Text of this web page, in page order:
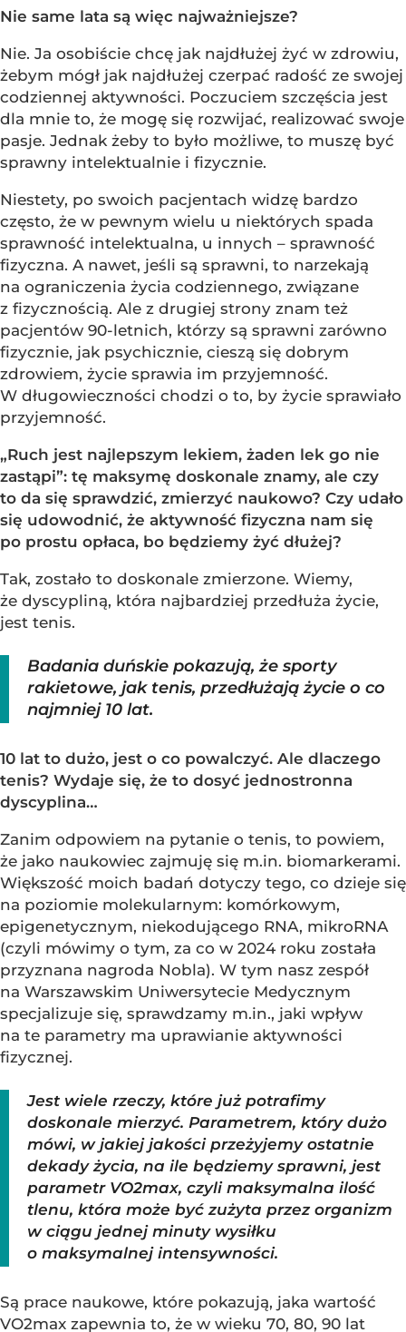
Nie same lata są więc najważniejsze?
Nie. Ja osobiście chcę jak najdłużej żyć w zdrowiu,
żebym mógł jak najdłużej czerpać radość ze swojej
codziennej aktywności. Poczuciem szczęścia jest
dla mnie to, że mogę się rozwijać, realizować swoje
pasje. Jednak żeby to było możliwe, to muszę być
sprawny intelektualnie i fizycznie.
Niestety, po swoich pacjentach widzę bardzo
często, że w pewnym wielu u niektórych spada
sprawność intelektualna, u innych – sprawność
fizyczna. A nawet, jeśli są sprawni, to narzekają
na ograniczenia życia codziennego, związane
z fizycznością. Ale z drugiej strony znam też
pacjentów 90-letnich, którzy są sprawni zarówno
fizycznie, jak psychicznie, cieszą się dobrym
zdrowiem, życie sprawia im przyjemność.
W długowieczności chodzi o to, by życie sprawiało
przyjemność.
„Ruch jest najlepszym lekiem, żaden lek go nie
zastąpi”: tę maksymę doskonale znamy, ale czy
to da się sprawdzić, zmierzyć naukowo? Czy udało
się udowodnić, że aktywność fizyczna nam się
po prostu opłaca, bo będziemy żyć dłużej?
Tak, zostało to doskonale zmierzone. Wiemy,
że dyscypliną, która najbardziej przedłuża życie,
jest tenis.
Badania duńskie pokazują, że sporty
rakietowe, jak tenis, przedłużają życie o co
najmniej 10 lat.
10 lat to dużo, jest o co powalczyć. Ale dlaczego
tenis? Wydaje się, że to dosyć jednostronna
dyscyplina…
Zanim odpowiem na pytanie o tenis, to powiem,
że jako naukowiec zajmuję się m.in. biomarkerami.
Większość moich badań dotyczy tego, co dzieje się
na poziomie molekularnym: komórkowym,
epigenetycznym, niekodującego RNA, mikroRNA
(czyli mówimy o tym, za co w 2024 roku została
przyznana nagroda Nobla). W tym nasz zespół
na Warszawskim Uniwersytecie Medycznym
specjalizuje się, sprawdzamy m.in., jaki wpływ
na te parametry ma uprawianie aktywności
fizycznej.
Jest wiele rzeczy, które już potrafimy
doskonale mierzyć. Parametrem, który dużo
mówi, w jakiej jakości przeżyjemy ostatnie
dekady życia, na ile będziemy sprawni, jest
parametr VO2max, czyli maksymalna ilość
tlenu, która może być zużyta przez organizm
w ciągu jednej minuty wysiłku
o maksymalnej intensywności.
Są prace naukowe, które pokazują, jaka wartość
VO2max zapewnia to, że w wieku 70, 80, 90 lat